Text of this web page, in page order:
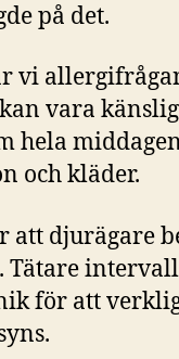
på det.
vi
vara
hela
och kläder.
att djurägare
Tätare
för att